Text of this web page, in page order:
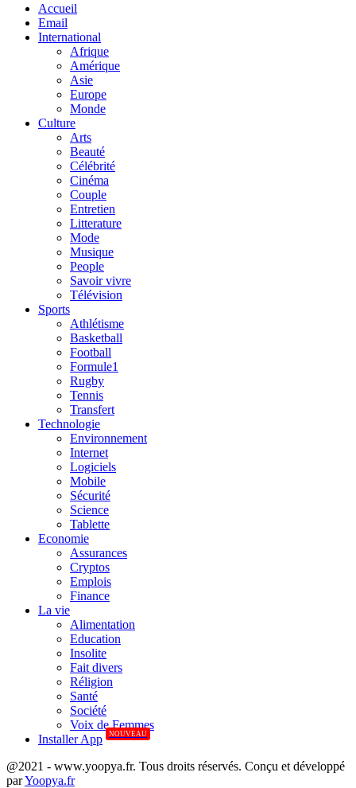
Accueil
Email
International
Afrique
Amérique
Asie
Europe
Monde
Culture
Arts
Beauté
Célébrité
Cinéma
Couple
Entretien
Litterature
Mode
Musique
People
Savoir vivre
Télévision
Sports
Athlétisme
Basketball
Football
Formule1
Rugby
Tennis
Transfert
Technologie
Environnement
Internet
Logiciels
Mobile
Sécurité
Science
Tablette
Economie
Assurances
Cryptos
Emplois
Finance
La vie
Alimentation
Education
Insolite
Fait divers
Réligion
Santé
Société
Voix de Femmes
Installer App
NOUVEAU
@2021 - www.yoopya.fr. Tous droits réservés. Conçu et développé
parYoopya.fr